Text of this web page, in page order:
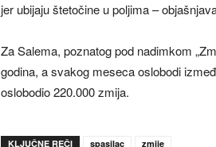
jer ubijaju štetočine u poljima –
Za Salema, poznatog pod nadimkom
godina, a svakog meseca oslobodi
oslobodio 220.000 zmija.
KLJUČNE REČI spasilac zmije